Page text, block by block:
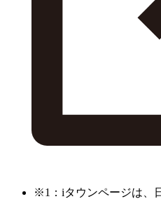
※1：iタウンページは、